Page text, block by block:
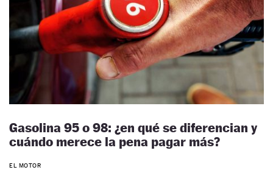
Gasolina 95 o 98: ¿en qué se diferencian y
cuándo merece la pena pagar más?
EL MOTOR